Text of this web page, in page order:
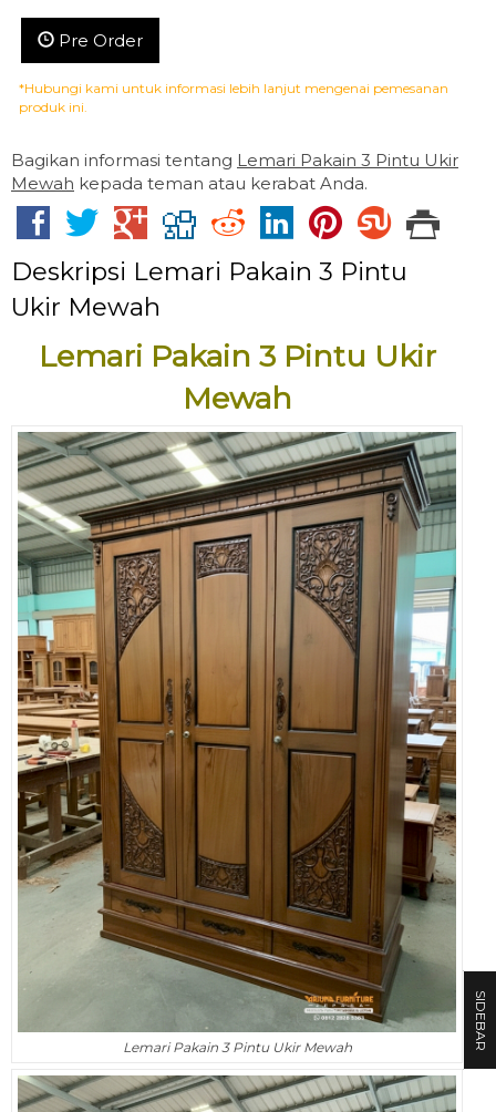
Pre Order
*Hubungi kami untuk informasi lebih lanjut mengenai pemesanan
produk ini.
Bagikan informasi tentang Lemari Pakain 3 Pintu Ukir
Mewah kepada teman atau kerabat Anda.
Deskripsi Lemari Pakain 3 Pintu
Ukir Mewah
Lemari Pakain 3 Pintu Ukir
Mewah
Lemari Pakain 3 Pintu Ukir Mewah SIDEBAR